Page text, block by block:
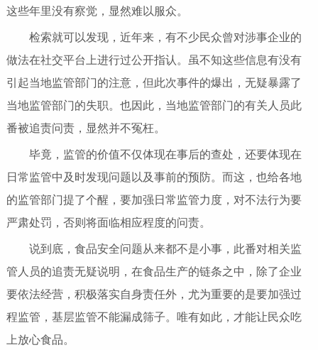
这些年里没有察觉，显然难以服众。
检索就可以发现， 近年来，有不少民众曾对涉事企业的
做法在社交平台上进行过公开指认。虽不知这些信息有没有
引起当地监管部门的注意，但此次事件的爆出，无疑暴露了
当地监管部门的失职。也因此，当地监管部门的有关人员此
番被追责问责，显然并不冤枉。
毕竟，监管的价值不仅体现在事后的查处，还要体现在
日常监管中及时发现问题以及事前的预防。而这，也给各地
的监管部门提了个醒，要加强日常监管力度，对不法行为要
严肃处罚，否则将面临相应程度的问责。
说到底，食品安全问题从来都不是小事，此番对相关监
管人员的追责无疑说明，在食品生产的链条之中，除了企业
要依法经营，积极落实自身责任外，尤为重要的是要加强过
程监管，基层监管不能漏成筛子。唯有如此，才能让民众吃
上放心食品。